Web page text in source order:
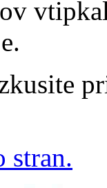
stran.